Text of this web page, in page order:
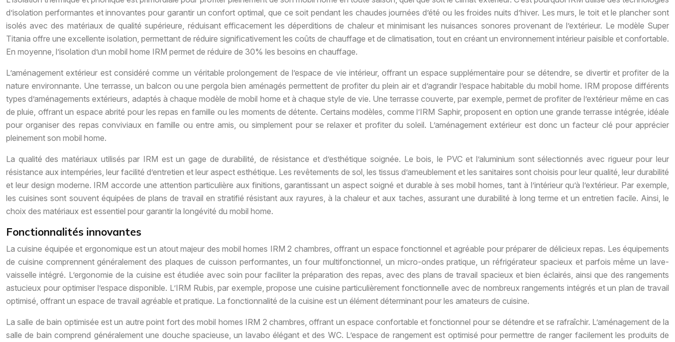
d’isolation performantes et innovantes pour garantir un confort optimal, que ce soit pendant les chaudes journées d’été ou les froides nuits d’hiver. Les murs, le toit et le plancher sont
isolés avec des matériaux de qualité supérieure, réduisant efficacement les déperditions de chaleur et minimisant les nuisances sonores provenant de l’extérieur. Le modèle Super
Titania offre une excellente isolation, permettant de réduire significativement les coûts de chauffage et de climatisation, tout en créant un environnement intérieur paisible et confortable.
En moyenne, l’isolation d’un mobil home IRM permet de réduire de 30% les besoins en chauffage.
L’aménagement extérieur est considéré comme un véritable prolongement de l’espace de vie intérieur, offrant un espace supplémentaire pour se détendre, se divertir et profiter de la
nature environnante. Une terrasse, un balcon ou une pergola bien aménagés permettent de profiter du plein air et d’agrandir l’espace habitable du mobil home. IRM propose différents
types d’aménagements extérieurs, adaptés à chaque modèle de mobil home et à chaque style de vie. Une terrasse couverte, par exemple, permet de profiter de l’extérieur même en cas
de pluie, offrant un espace abrité pour les repas en famille ou les moments de détente. Certains modèles, comme l’IRM Saphir, proposent en option une grande terrasse intégrée, idéale
pour organiser des repas conviviaux en famille ou entre amis, ou simplement pour se relaxer et profiter du soleil. L’aménagement extérieur est donc un facteur clé pour apprécier
pleinement son mobil home.
La qualité des matériaux utilisés par IRM est un gage de durabilité, de résistance et d’esthétique soignée. Le bois, le PVC et l’aluminium sont sélectionnés avec rigueur pour leur
résistance aux intempéries, leur facilité d’entretien et leur aspect esthétique. Les revêtements de sol, les tissus d’ameublement et les sanitaires sont choisis pour leur qualité, leur durabilité
et leur design moderne. IRM accorde une attention particulière aux finitions, garantissant un aspect soigné et durable à ses mobil homes, tant à l’intérieur qu’à l’extérieur. Par exemple,
les cuisines sont souvent équipées de plans de travail en stratifié résistant aux rayures, à la chaleur et aux taches, assurant une durabilité à long terme et un entretien facile. Ainsi, le
choix des matériaux est essentiel pour garantir la longévité du mobil home.
Fonctionnalités innovantes
La cuisine équipée et ergonomique est un atout majeur des mobil homes IRM 2 chambres, offrant un espace fonctionnel et agréable pour préparer de délicieux repas. Les équipements
de cuisine comprennent généralement des plaques de cuisson performantes, un four multifonctionnel, un micro-ondes pratique, un réfrigérateur spacieux et parfois même un lave-
vaisselle intégré. L’ergonomie de la cuisine est étudiée avec soin pour faciliter la préparation des repas, avec des plans de travail spacieux et bien éclairés, ainsi que des rangements
astucieux pour optimiser l’espace disponible. L’IRM Rubis, par exemple, propose une cuisine particulièrement fonctionnelle avec de nombreux rangements intégrés et un plan de travail
optimisé, offrant un espace de travail agréable et pratique. La fonctionnalité de la cuisine est un élément déterminant pour les amateurs de cuisine.
La salle de bain optimisée est un autre point fort des mobil homes IRM 2 chambres, offrant un espace confortable et fonctionnel pour se détendre et se rafraîchir. L’aménagement de la
salle de bain comprend généralement une douche spacieuse, un lavabo élégant et des WC. L’espace de rangement est optimisé pour permettre de ranger facilement les produits de